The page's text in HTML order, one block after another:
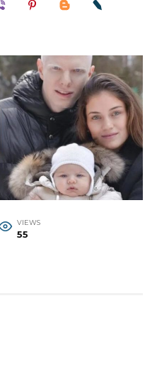
VIEWS
55